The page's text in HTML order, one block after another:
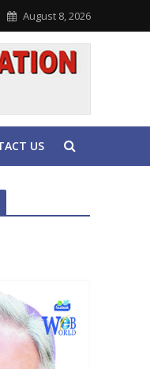
August 8, 2026
US